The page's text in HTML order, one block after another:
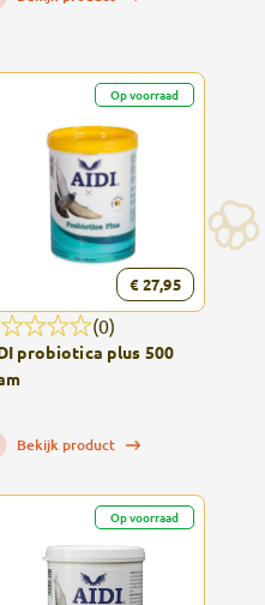
Op voorraad
€ 27,95
(0)
probiotica plus 500
Bekijk product
Op voorraad